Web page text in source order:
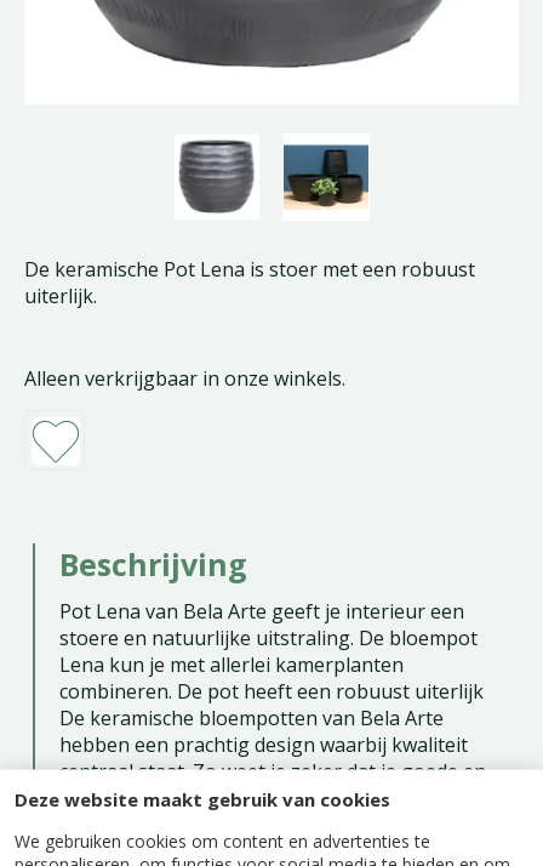
Deze website maakt gebruik van cookies
We gebruiken cookies om content en advertenties te
De keramische Pot Lena is stoer met een robuust
uiterlijk.
Alleen verkrijgbaar in onze winkels.
Beschrijving
Pot Lena van Bela Arte geeft je interieur een
stoere en natuurlijke uitstraling. De bloempot
Lena kun je met allerlei kamerplanten
combineren. De pot heeft een robuust uiterlijk
De keramische bloempotten van Bela Arte
hebben een prachtig design waarbij kwaliteit
centraal staat. Zo weet je zeker dat je goede en
mooie bloempot in huis haalt. Deze Pot Lena is er
bloempot die bij jouw kamerplant en interieur